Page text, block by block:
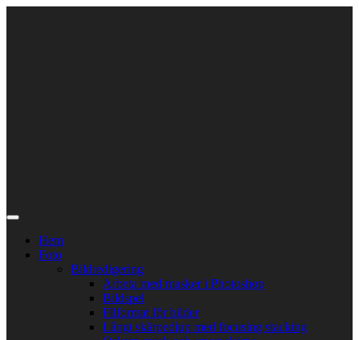
Hem
Foto
Bildredigering
Arbeta med masker i Photoshop
Bildspel
Filformat för bilder
Långt skärpedjup med focusing stacking